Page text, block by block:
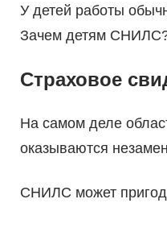
У детей работы
Зачем детям
Страховое
На самом деле
оказываются
СНИЛС может